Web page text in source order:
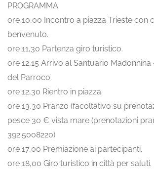
PROGRAMMA
ore 10,00 Incontro a piazza Trieste con
benvenuto.
ore 11,30 Partenza giro turistico.
ore 12,15 Arrivo al Santuario
del Parroco.
ore 12,30 Rientro in piazza.
ore 13,30 Pranzo (facoltativo su
pesce 30 € vista mare (prenotazioni
392.5008220)
ore 17,00 Premiazione ai partecipanti.
ore 18,00 Giro turistico in città per saluti.